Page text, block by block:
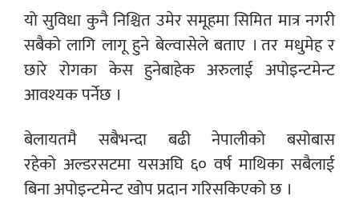
यो सुविधा कुनै निश्चित उमेर समूहमा सिमित मात्र नगरी
सबैको लागि लागू हुने बेल्वासेले बताए । तर मधुमेह र
छारे रोगका केस हुनेबाहेक अरुलाई अपोइन्टमेन्ट
आवश्यक पर्नेछ ।
बेलायतमै सबैभन्दा बढी नेपालीको बसोबास
रहेको अल्डरसटमा यसअघि ६० वर्ष माथिका सबैलाई
बिना अपोइन्टमेन्ट खोप प्रदान गरिसकिएको छ ।